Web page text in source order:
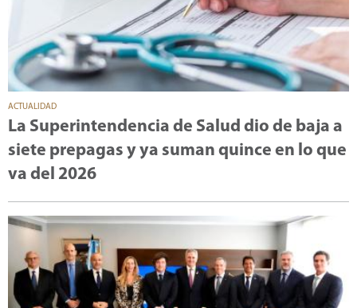
ACTUALIDAD
La Superintendencia de Salud dio de baja a
siete prepagas y ya suman quince en lo que
va del 2026